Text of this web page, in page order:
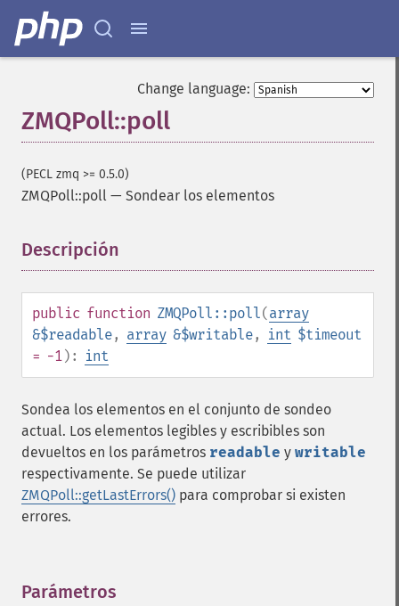
Change language:
ZMQPoll::poll
(PECL zmq >= 0.5.0)
ZMQPoll::poll — Sondear los elementos
Descripción
public function ZMQPoll::poll(array
&$readable, array &$writable, int $timeout
= -1): int
Sondea los elementos en el conjunto de sondeo
actual. Los elementos legibles y escribibles son
devueltos en los parámetros readable y writable
respectivamente. Se puede utilizar
ZMQPoll::getLastErrors() para comprobar si existen
errores.
Parámetros